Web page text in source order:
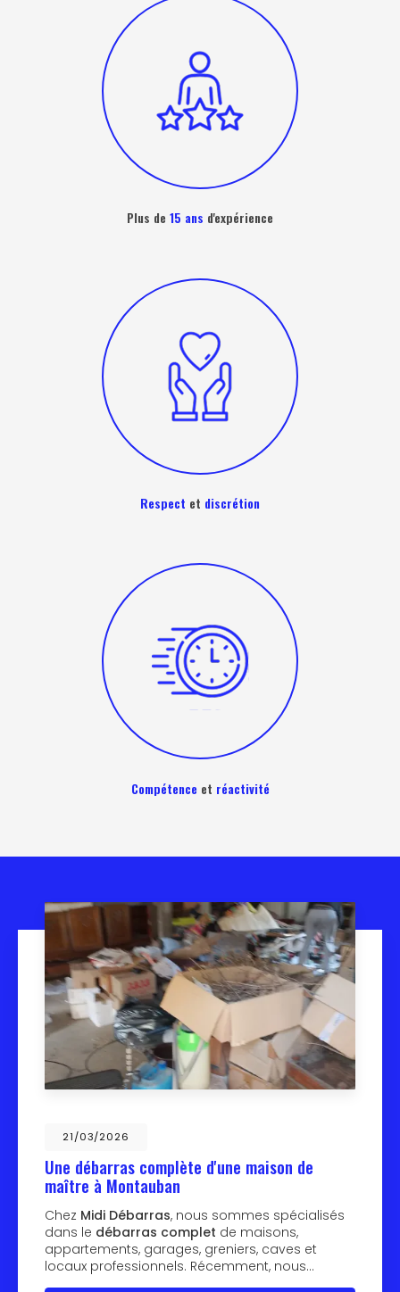
Plus de 15 ans d'expérience
Respect et discrétion
Compétence et réactivité
21/03/2026
Une débarras complète d'une maison de
maître à Montauban
Chez Midi Débarras, nous sommes spécialisés
dans le débarras complet de maisons,
appartements, garages, greniers, caves et
locaux professionnels. Récemment, nous…